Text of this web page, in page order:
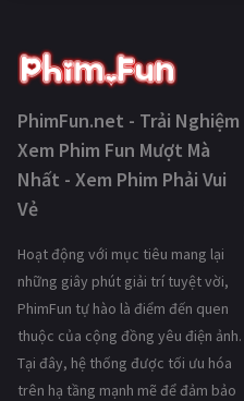
PhimFun.net - Trải Nghiệm
Xem Phim Fun Mượt Mà
Nhất - Xem Phim Phải Vui
Vẻ
Hoạt động với mục tiêu mang lại
những giây phút giải trí tuyệt vời,
PhimFun tự hào là điểm đến quen
thuộc của cộng đồng yêu điện ảnh.
Tại đây, hệ thống được tối ưu hóa
trên hạ tầng mạnh mẽ để đảm bảo